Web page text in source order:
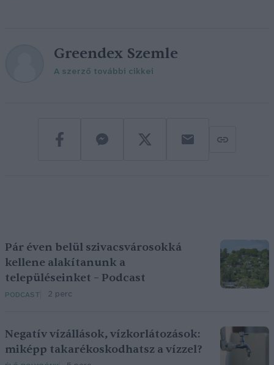
Greendex Szemle
A szerző további cikkei
Pár éven belül szivacsvárosokká
kellene alakítanunk a
településeinket – Podcast
PODCAST 2 perc
Negatív vízállások, vízkorlátozások:
miképp takarékoskodhatsz a vízzel?